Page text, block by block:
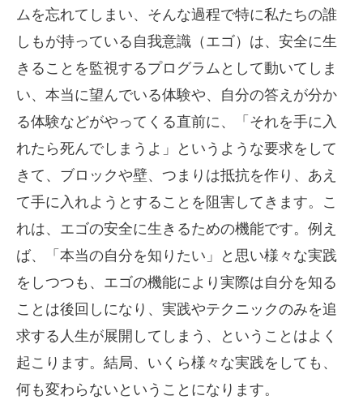
ムを忘れてしまい、そんな過程で特に私たちの誰
しもが持っている自我意識（エゴ）は、安全に生
きることを監視するプログラムとして動いてしま
い、本当に望んでいる体験や、自分の答えが分か
る体験などがやってくる直前に、「それを手に入
れたら死んでしまうよ」というような要求をして
きて、ブロックや壁、つまりは抵抗を作り、あえ
て手に入れようとすることを阻害してきます。こ
れは、エゴの安全に生きるための機能です。例え
ば、「本当の自分を知りたい」と思い様々な実践
をしつつも、エゴの機能により実際は自分を知る
ことは後回しになり、実践やテクニックのみを追
求する人生が展開してしまう、ということはよく
起こります。結局、いくら様々な実践をしても、
何も変わらないということになります。